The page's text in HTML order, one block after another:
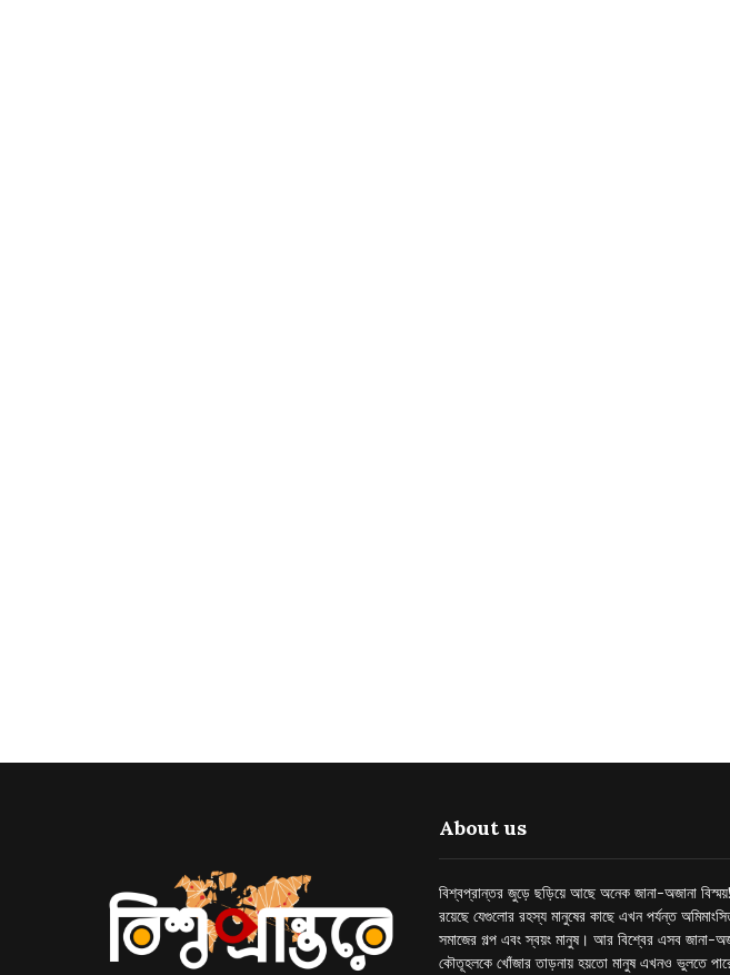
About us
বিশ্বপ্রান্তর জুড়ে ছড়িয়ে আছে অনেক জানা-অজানা
রয়েছে যেগুলোর রহস্য মানুষের কাছে এখন পর্যন্ত
সমাজের গল্প এবং স্বয়ং মানুষ। আর বিশ্বের এসব জানা-
কৌতূহলকে খোঁজার তাড়নায় হয়তো মানুষ এখনও ভুলতে